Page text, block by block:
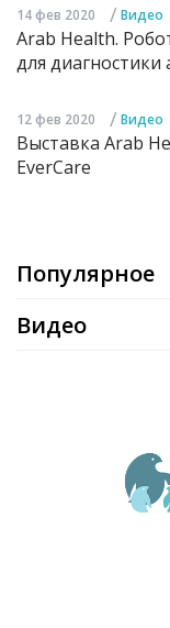
14 фев 2020 / Видео
Arab Health.
для диагностики
12 фев 2020 / Видео
Выставка Arab
EverCare
Популярное
Видео